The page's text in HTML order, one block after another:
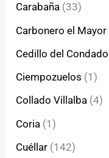
Carabaña (33)
Carbonero el Mayor
Cedillo del Condado
Ciempozuelos (1)
Collado Villalba (4)
Coria (1)
Cuéllar (142)